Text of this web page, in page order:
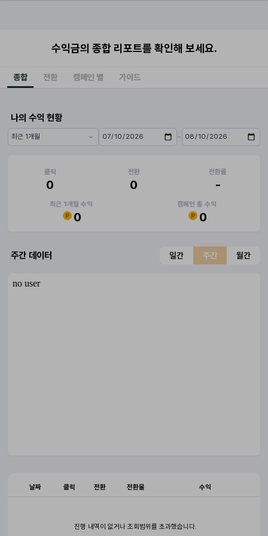
수익금의 종합 리포트를 확인해 보세요.
종합 전환 캠페인 별 가이드
나의 수익 현황
기간 프리셋 시작일 ~
종료일
클릭
0
전환
0
전환율
-
최근 1개월 수익
0
캠페인 총 수익
0
주간 데이터 일간 주간 월간
날짜 클릭 전환 전환율 수익
진행 내역이 없거나 조회범위를 초과했습니다.